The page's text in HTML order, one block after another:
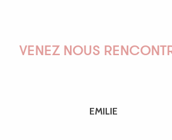
VENEZ NOUS
EMILIE